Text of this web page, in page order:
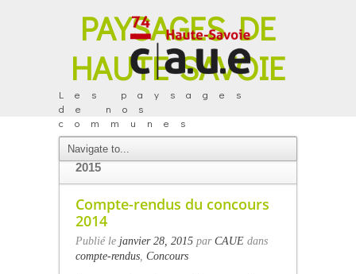
PAYSAGES DE
HAUTE-SAVOIE
Les paysages
de nos
communes
ARCHIVES DU MOIS DE JANVIER
2015
Compte-rendus du concours
2014
Publié le janvier 28, 2015 par CAUE dans
compte-rendus, Concours